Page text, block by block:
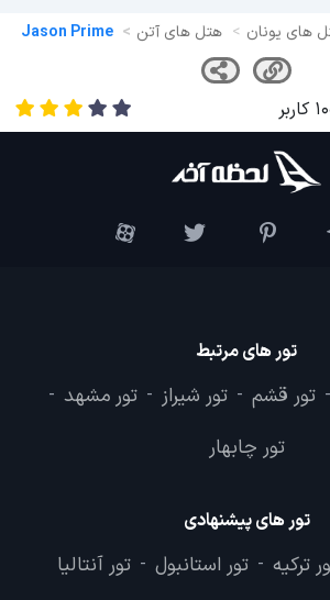
های یونان هتل های آتن Jason Prime
کاربر
تور های مرتبط
- تور قشم - تور شیراز - تور مشهد -
تور چابهار
تور های پیشنهادی
ترکیه - تور استانبول - تور آنتالیا